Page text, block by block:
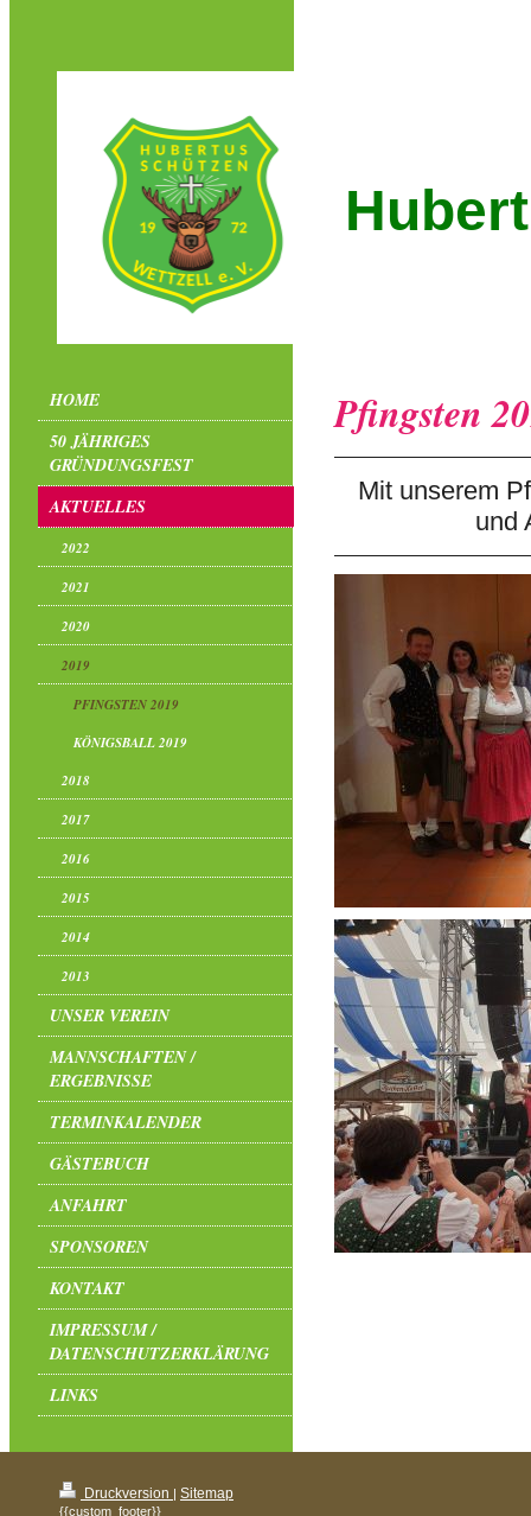
HOME
50 JÄHRIGES
GRÜNDUNGSFEST
AKTUELLES
2022
2021
2020
2019
PFINGSTEN 2019
KÖNIGSBALL 2019
2018
2017
2016
2015
2014
2013
UNSER VEREIN
MANNSCHAFTEN /
ERGEBNISSE
TERMINKALENDER
GÄSTEBUCH
ANFAHRT
SPONSOREN
KONTAKT
IMPRESSUM /
DATENSCHUTZERKLÄRUNG
LINKS
Pfingsten
Mit unserem
und
Druckversion | Sitemap
{{custom_footer}}